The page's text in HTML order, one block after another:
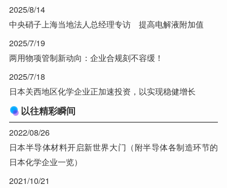
2025/8/14
中央硝子上海当地法人总经理专访 提高电解液附加值
2025/7/19
两用物项管制新动向：企业合规刻不容缓！
2025/7/18
日本关西地区化学企业正加速投资，以实现稳健增长
以往精彩瞬间
2022/08/26
日本半导体材料开启新世界大门（附半导体各制造环节的
日本化学企业一览）
2021/10/21